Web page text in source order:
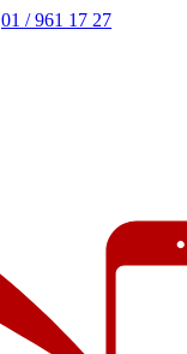
01 / 961 17 27